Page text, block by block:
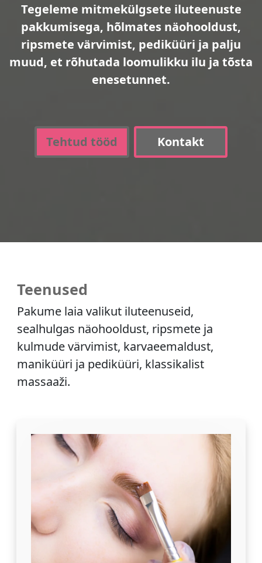
Tegeleme mitmekülgsete iluteenuste
pakkumisega, hõlmates näohooldust,
ripsmete värvimist, pediküüri ja palju
muud, et rõhutada loomulikku ilu ja tõsta
enesetunnet.
Tehtud tööd Kontakt
Teenused
Pakume laia valikut iluteenuseid,
sealhulgas näohooldust, ripsmete ja
kulmude värvimist, karvaeemaldust,
maniküüri ja pediküüri, klassikalist
massaaži.